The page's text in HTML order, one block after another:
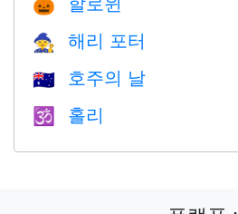
🎃
🧙 해리 포터
🇦🇺 호주의 날
🕉 홀리